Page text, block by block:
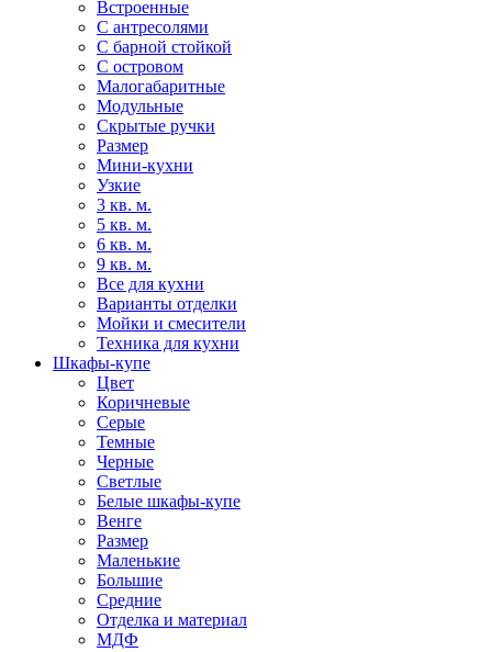
Встроенные
С антресолями
С барной стойкой
С островом
Малогабаритные
Модульные
Скрытые ручки
Размер
Мини-кухни
Узкие
3 кв. м.
5 кв. м.
6 кв. м.
9 кв. м.
Все для кухни
Варианты отделки
Мойки и смесители
Техника для кухни
Шкафы-купе
Цвет
Коричневые
Серые
Темные
Черные
Светлые
Белые шкафы-купе
Венге
Размер
Маленькие
Большие
Средние
Отделка и материал
МДФ